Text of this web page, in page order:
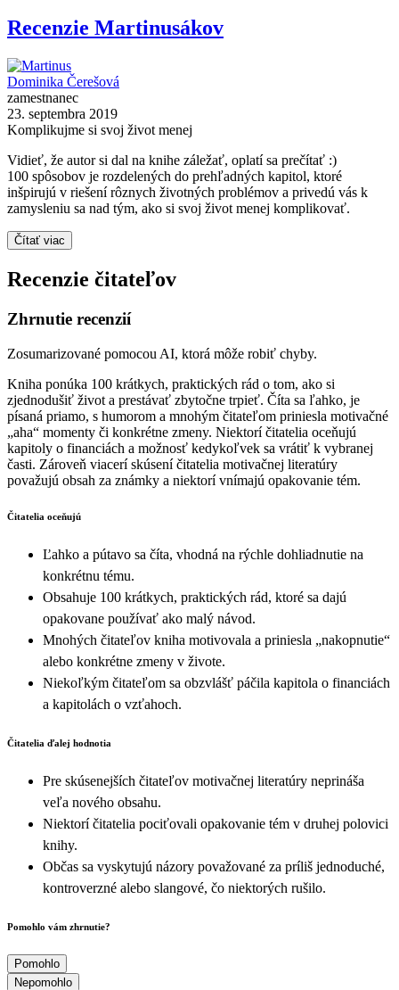
Recenzie Martinusákov
Dominika Čerešová
zamestnanec
23. septembra 2019
Komplikujme si svoj život menej
Vidieť, že autor si dal na knihe záležať, oplatí sa prečítať :)
100 spôsobov je rozdelených do prehľadných kapitol, ktoré
inšpirujú v riešení rôznych životných problémov a privedú vás k
zamysleniu sa nad tým, ako si svoj život menej komplikovať.
Čítať viac
Recenzie čitateľov
Zhrnutie recenzií
Zosumarizované pomocou AI, ktorá môže robiť chyby.
Kniha ponúka 100 krátkych, praktických rád o tom, ako si
zjednodušiť život a prestávať zbytočne trpieť. Číta sa ľahko, je
písaná priamo, s humorom a mnohým čitateľom priniesla motivačné
„aha“ momenty či konkrétne zmeny. Niektorí čitatelia oceňujú
kapitoly o financiách a možnosť kedykoľvek sa vrátiť k vybranej
časti. Zároveň viacerí skúsení čitatelia motivačnej literatúry
považujú obsah za známky a niektorí vnímajú opakovanie tém.
Čitatelia oceňujú
Ľahko a pútavo sa číta, vhodná na rýchle dohliadnutie na
konkrétnu tému.
Obsahuje 100 krátkych, praktických rád, ktoré sa dajú
opakovane používať ako malý návod.
Mnohých čitateľov kniha motivovala a priniesla „nakopnutie“
alebo konkrétne zmeny v živote.
Niekoľkým čitateľom sa obzvlášť páčila kapitola o financiách
a kapitolách o vzťahoch.
Čitatelia ďalej hodnotia
Pre skúsenejších čitateľov motivačnej literatúry neprináša
veľa nového obsahu.
Niektorí čitatelia pociťovali opakovanie tém v druhej polovici
knihy.
Občas sa vyskytujú názory považované za príliš jednoduché,
kontroverzné alebo slangové, čo niektorých rušilo.
Pomohlo vám zhrnutie?
Pomohlo
Nepomohlo